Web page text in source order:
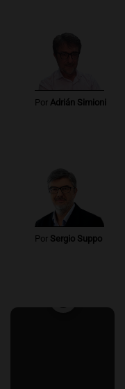
Por Adrián Simioni
Por Sergio Suppo